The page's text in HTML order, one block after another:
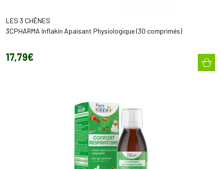
LES 3 CHÊNES
3CPHARMA Inflakin Apaisant Physiologique (30 comprimés)
17,79€